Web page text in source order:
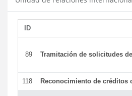
ID
89 Tramitación de solicitudes
118 Reconocimiento de créditos